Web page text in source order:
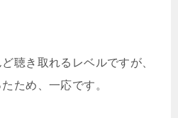
聴き取れるレベルですが、
ため、一応です。